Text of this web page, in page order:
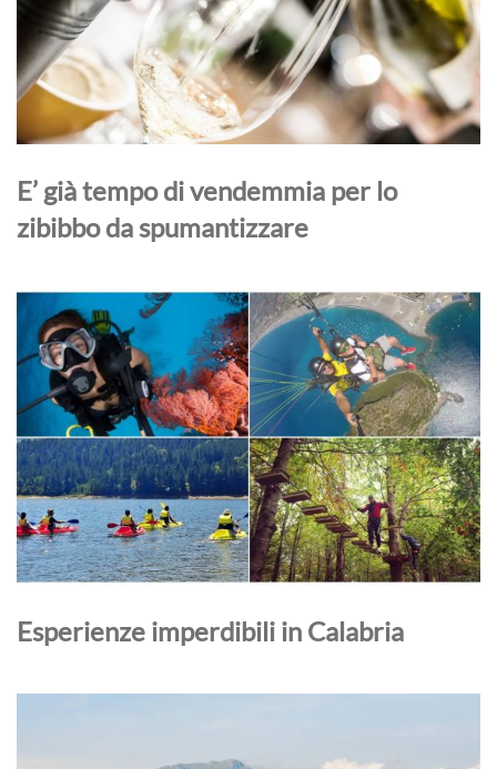
E’ già tempo di vendemmia per lo
zibibbo da spumantizzare
Esperienze imperdibili in Calabria